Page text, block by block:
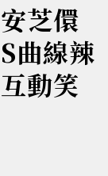
芝儇
曲線辣
動笑